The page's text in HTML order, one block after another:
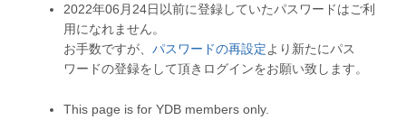
2022年06月24日以前に登録していたパスワードはご利
用になれません。
お手数ですが、 パスワードの再設定より新たにパス
ワードの登録をして頂きログインをお願い致します。
This page is for YDB members only.